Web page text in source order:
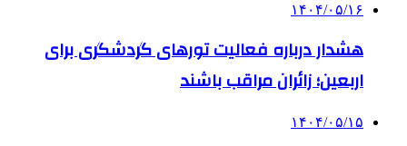
۱۴۰۴/۰۵/۱۶
هشدار درباره فعالیت تورهای گردشگری برای
اربعین؛ زائران مراقب باشند
۱۴۰۴/۰۵/۱۵